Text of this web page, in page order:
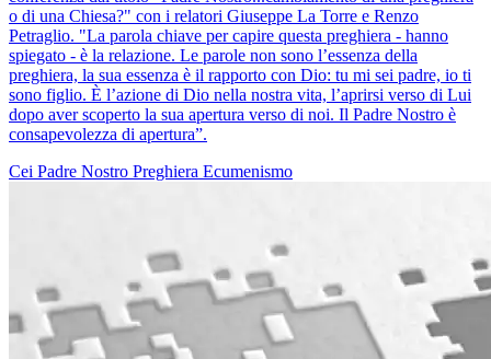
o di una Chiesa?" con i relatori Giuseppe La Torre e Renzo
Petraglio. "La parola chiave per capire questa preghiera - hanno
spiegato - è la relazione. Le parole non sono l’essenza della
preghiera, la sua essenza è il rapporto con Dio: tu mi sei padre, io ti
sono figlio. È l’azione di Dio nella nostra vita, l’aprirsi verso di Lui
dopo aver scoperto la sua apertura verso di noi. Il Padre Nostro è
consapevolezza di apertura”.
Cei Padre Nostro Preghiera Ecumenismo